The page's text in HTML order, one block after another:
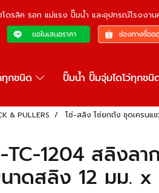
ดรลิค รอก แม่แรง ปั๊มน้ำ และอุปกรณ์โรงงา
ทุกชนิด ปั๊มน้ำ ปั๊มจุ่มไดโว่ทุกชนิ
& PULLERS
โซ่-สลิง โซ่ยกถัง ชุดเครนแ
TC-1204 สลิงล
าดสลิง 12 มม. x